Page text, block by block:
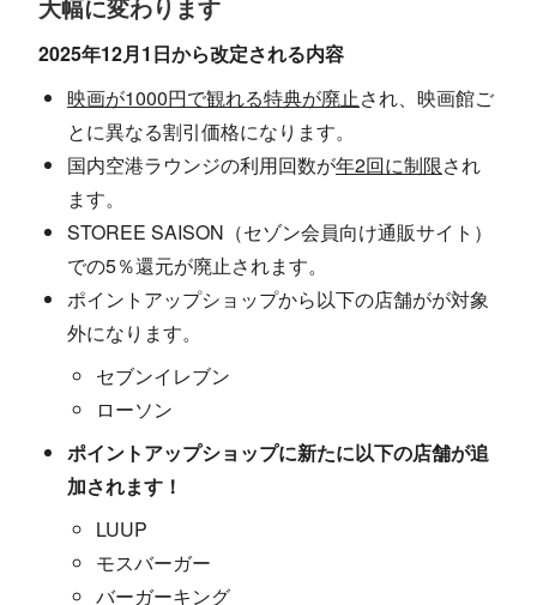
大幅に変わります
2025年12月1日から改定される内容
映画が1000円で観れる特典が廃止され、映画館ご
とに異なる割引価格になります。
国内空港ラウンジの利用回数が年2回に制限され
ます。
STOREE SAISON（セゾン会員向け通販サイト）
での5％還元が廃止されます。
ポイントアップショップから以下の店舗がが対象
外になります。
セブンイレブン
ローソン
ポイントアップショップに新たに以下の店舗が追
加されます！
LUUP
モスバーガー
バーガーキング